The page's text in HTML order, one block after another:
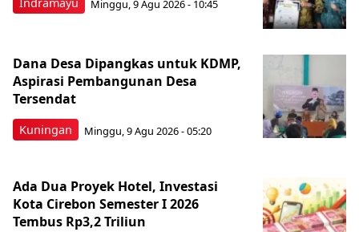
Indramayu Minggu, 9 Agu 2026 - 10:45
Kuningan
Dana Desa Dipangkas untuk KDMP,
Aspirasi Pembangunan Desa
Tersendat
Minggu, 9 Agu 2026 - 05:20
Ada Dua Proyek Hotel, Investasi
Kota Cirebon Semester I 2026
Tembus Rp3,2 Triliun